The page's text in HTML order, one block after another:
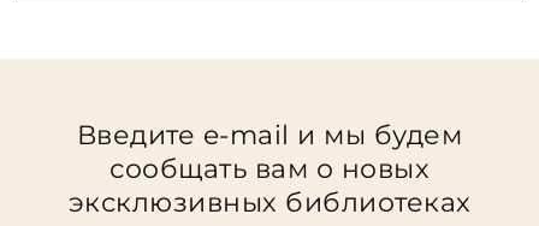
Введите e-mail и мы будем
сообщать вам о новых
эксклюзивных библиотеках